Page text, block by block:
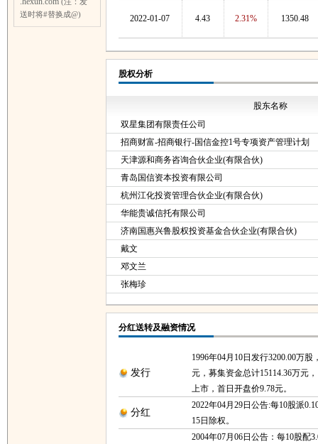
送时将#替换成@)
2022-01-07 4.43 2.31% 1350.48
股权分析
股东名称
双星集团有限责任公司
招商财富-招商银行-国信金控1号专项资产管理计划
天津源和商务咨询合伙企业(有限合伙)
青岛国信资本投资有限公司
杭州江化投资管理合伙企业(有限合伙)
华能贵诚信托有限公司
济南国惠兴鲁股权投资基金合伙企业(有限合伙)
戴文
邓文兰
张梅珍
分红送转及融资情况
发行
1996年04月10日发行3200.00万股
元，募集资金总计15114.36万元
上市，首日开盘价9.78元。
分红
2022年04月29日公告:每10股派
15日除权。
2004年07月06日公告：每10股配